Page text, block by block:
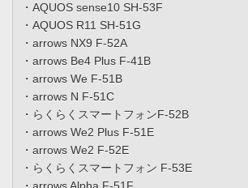
・AQUOS sense10 SH-53F
・AQUOS R11 SH-51G
・arrows NX9 F-52A
・arrows Be4 Plus F-41B
・arrows We F-51B
・arrows N F-51C
・らくらくスマートフォンF-52B
・arrows We2 Plus F-51E
・arrows We2 F-52E
・らくらくスマートフォン F-53E